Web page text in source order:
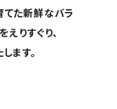
てた新鮮なバラ
りすぐり、
ます。